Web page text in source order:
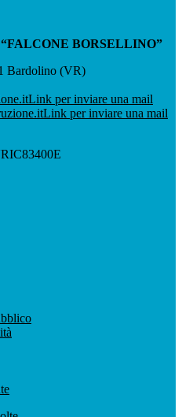
BORSELLINO”
Bardolino (VR)
Link per inviare una mail
Link per inviare una mail